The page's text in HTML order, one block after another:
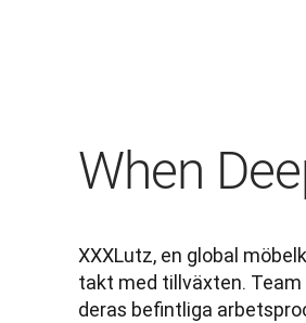
When
XXXLutz, en global
takt med tillväxten. Team
deras befintliga